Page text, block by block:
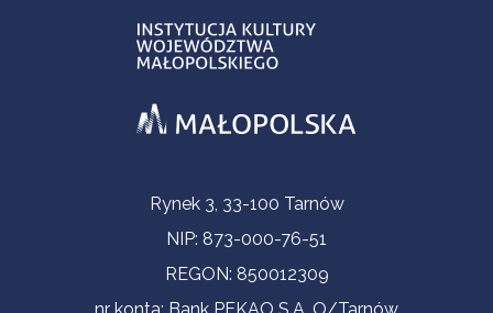
Informacje kontaktoweRynek 3, 33-100 Tarnów
NIP: 873-000-76-51
REGON: 850012309